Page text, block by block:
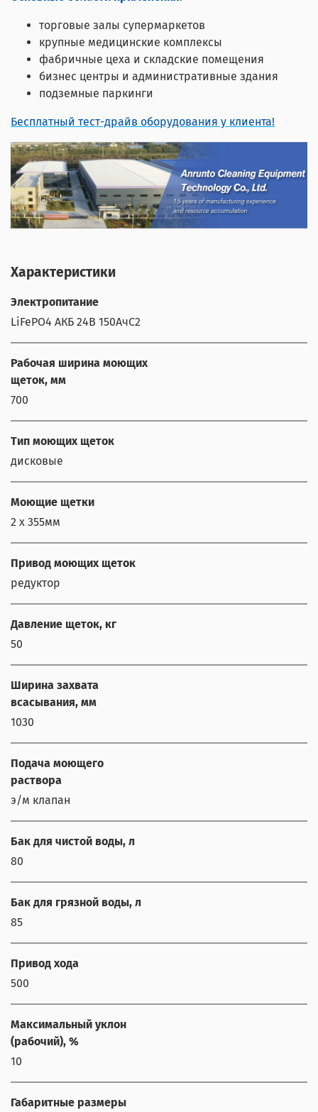
торговые залы супермаркетов
крупные медицинские комплексы
фабричные цеха и складские помещения
бизнес центры и административные здания
подземные паркинги
Бесплатный тест-драйв оборудования у клиента!
Характеристики
Электропитание
LiFePO4 АКБ 24В 150АчС2
Рабочая ширина моющих
щеток, мм
700
Тип моющих щеток
дисковые
Моющие щетки
2 х 355мм
Привод моющих щеток
редуктор
Давление щеток, кг
50
Ширина захвата
всасывания, мм
1030
Подача моющего
раствора
э/м клапан
Бак для чистой воды, л
80
Бак для грязной воды, л
85
Привод хода
500
Максимальный уклон
(рабочий), %
10
Габаритные размеры